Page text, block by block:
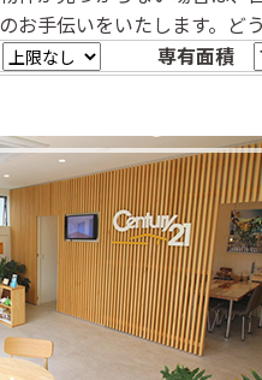
お手伝いをいたします。ど
専有面積